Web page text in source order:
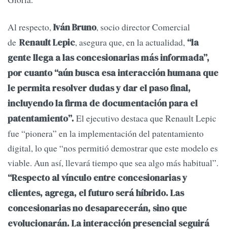
Al respecto,Iván Bruno, socio director Comercial
de Renault Lepic, asegura que, en la actualidad, “la
gente llega a las concesionarias más informada”,
por cuanto “aún busca esa interacción humana que
le permita resolver dudas y dar el paso final,
incluyendo la firma de documentación para el
patentamiento”.El ejecutivo destaca que Renault Lepic
fue “pionera” en la implementación del patentamiento
digital, lo que “nos permitió demostrar que este modelo es
viable. Aun así, llevará tiempo que sea algo más habitual”.
“Respecto al vínculo entre concesionarias y
clientes, agrega, el futuro será híbrido. Las
concesionarias no desaparecerán, sino que
evolucionarán. La interacción presencial seguirá